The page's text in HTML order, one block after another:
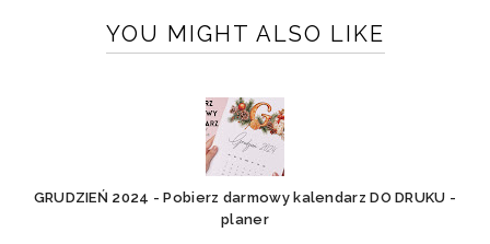
YOU MIGHT ALSO LIKE
GRUDZIEŃ 2024 - Pobierz darmowy kalendarz DO DRUKU -
planer